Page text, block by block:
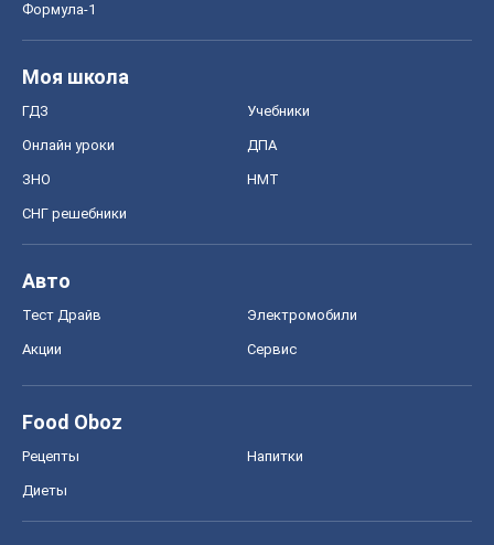
Формула-1
Моя школа
ГДЗ Учебники
Онлайн уроки ДПА
ЗНО НМТ
СНГ решебники
Авто
Тест Драйв Электромобили
Акции Сервис
Food Oboz
Рецепты Напитки
Диеты